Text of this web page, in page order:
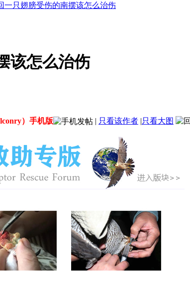
一只翅膀受伤的南摆该怎么治伤
该怎么治伤
）手机版 | 只看该作者 |只看大图